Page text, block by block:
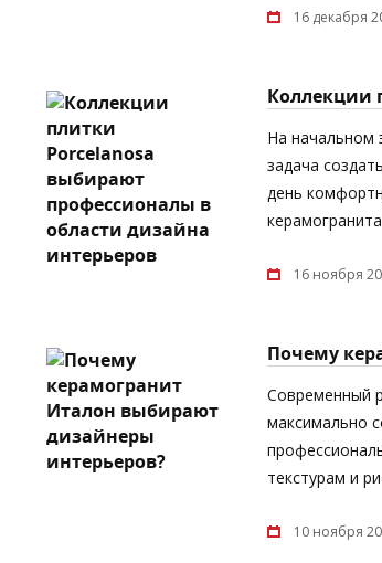
16 декабря
Коллекции
На начальном
задача
день
16 ноября
Почему
Современный
максимально
текстурам и
10 ноября